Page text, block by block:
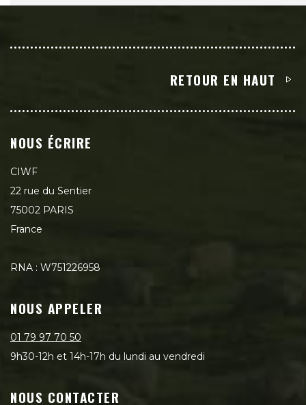
RETOUR EN HAUT
NOUS ÉCRIRE
CIWF
22 rue du Sentier
75002 PARIS
France
RNA : W751226958
NOUS APPELER
01 79 97 70 50
9h30-12h et 14h-17h du lundi au vendredi
NOUS CONTACTER